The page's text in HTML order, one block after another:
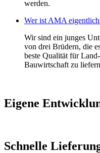
werden.
Wer ist AMA
Wir sind ein junges
von drei Brüdern, die
beste Qualität für
Bauwirtschaft zu
Eigene
Schnelle